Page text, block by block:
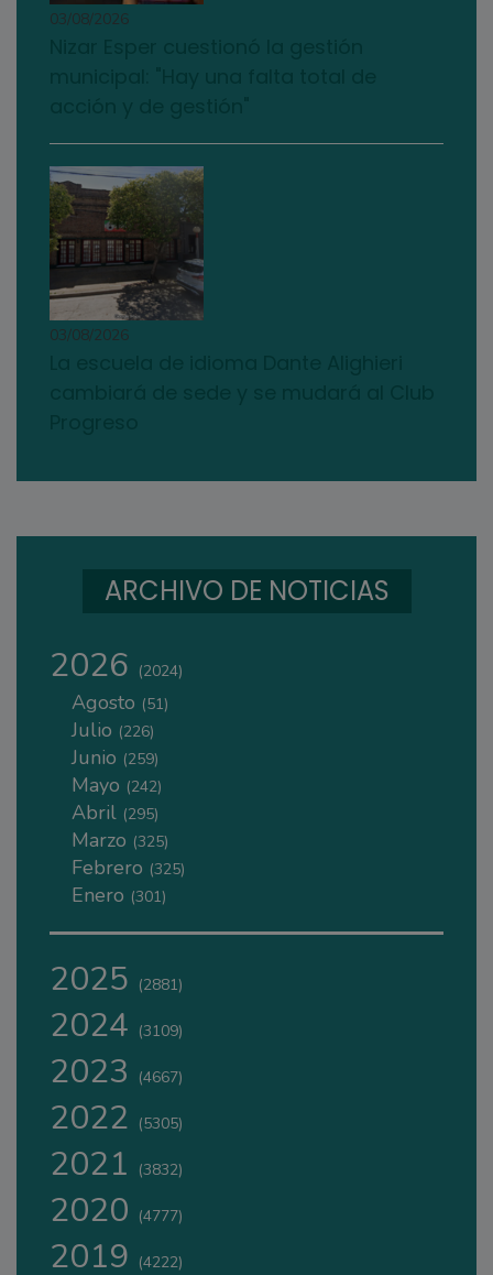
03/08/2026
03/08/2026
ARCHIVO DE NOTICIAS
2026 (2024)
Agosto (51)
Julio (226)
Junio (259)
Mayo (242)
Abril (295)
Marzo (325)
Febrero (325)
Enero (301)
2025 (2881)
2024 (3109)
2023 (4667)
2022 (5305)
2021 (3832)
2020 (4777)
2019 (4222)